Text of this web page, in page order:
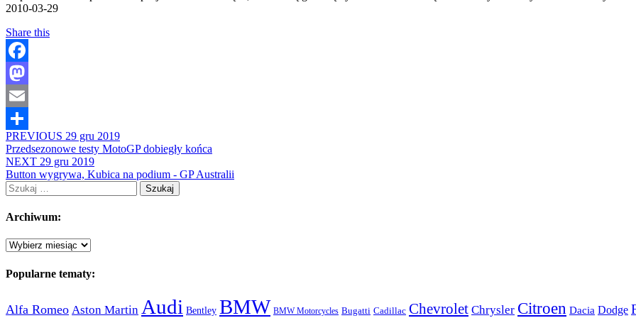
2010-03-29
Share this
Facebook
Mastodon
Email
Share
PREVIOUS 29 gru 2019
Przedsezonowe testy MotoGP dobiegły końca
NEXT 29 gru 2019
Button wygrywa, Kubica na podium - GP Australii
Szukaj:
Archiwum:
Archiwum:
Popularne tematy:
Alfa Romeo Aston Martin Audi Bentley BMW BMW Motorcycles Bugatti Cadillac Chevrolet Chrysler Citroen Dacia Dodge